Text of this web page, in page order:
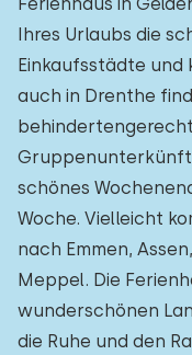
Ihres Urlaubs die
Einkaufsstädte
auch in Drenthe
schönes
Woche. Vielleicht
nach Emmen,
Meppel. Die
wunderschönen
die Ruhe und den